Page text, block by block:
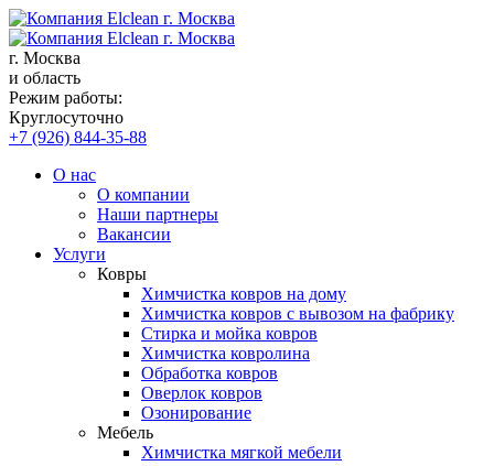
г. Москва
и область
Режим работы:
Круглосуточно
+7 (926) 844-35-88
О нас
О компании
Наши партнеры
Вакансии
Услуги
Ковры
Химчистка ковров на дому
Химчистка ковров с вывозом на фабрику
Стирка и мойка ковров
Химчистка ковролина
Обработка ковров
Оверлок ковров
Озонирование
Мебель
Химчистка мягкой мебели